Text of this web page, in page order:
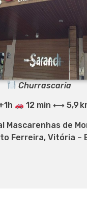
Churrascaria
12 min ⟷ 5,9
Mascarenhas de
Ferreira, Vitória –